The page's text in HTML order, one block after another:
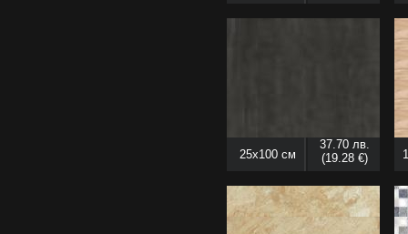
25x100 см
37.70 лв.
(19.28 €)